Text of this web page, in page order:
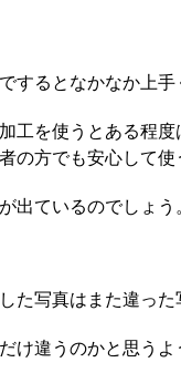
するとなかなか上手
工を使うとある程
の方でも安心して使
出ているのでしょう
た写真はまた違った
け違うのかと思う